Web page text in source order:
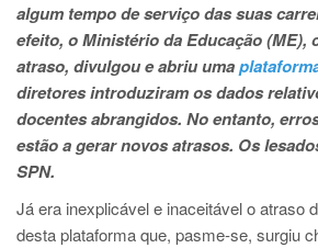
algum tempo de serviço das suas
efeito, o Ministério da Educação (ME),
atraso, divulgou e abriu uma
diretores introduziram os dados
docentes abrangidos. No entanto,
estão a gerar novos atrasos. Os
SPN.
Já era inexplicável e inaceitável o atraso
desta plataforma que, pasme-se, surgiu